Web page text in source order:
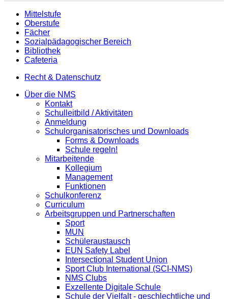
Mittelstufe
Oberstufe
Fächer
Sozialpädagogischer Bereich
Bibliothek
Cafeteria
Recht & Datenschutz
Über die NMS
Kontakt
Schulleitbild / Aktivitäten
Anmeldung
Schulorganisatorisches und Downloads
Forms & Downloads
Schule regeln!
Mitarbeitende
Kollegium
Management
Funktionen
Schulkonferenz
Curriculum
Arbeitsgruppen und Partnerschaften
Sport
MUN
Schüleraustausch
EUN Safety Label
Intersectional Student Union
Sport Club International (SCI-NMS)
NMS Clubs
Exzellente Digitale Schule
Schule der Vielfalt - geschlechtliche und